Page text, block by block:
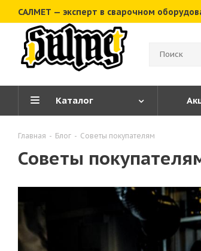
САЛМЕТ — эксперт в сварочном
Каталог
Главная - Блог - Советы покупателям
Советы